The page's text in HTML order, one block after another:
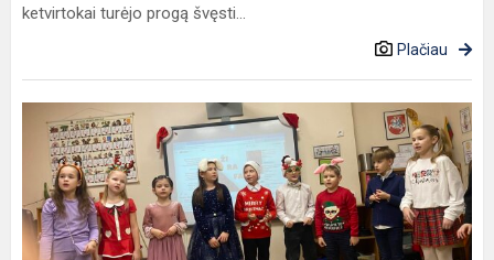
ketvirtokai turėjo progą švęsti...
Plačiau
belaukiant